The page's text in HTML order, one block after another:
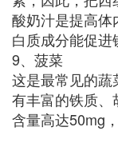
酸奶汁是提高
白质成分能促进
9、菠菜
这是最常见的
有丰富的铁质
含量高达50mg